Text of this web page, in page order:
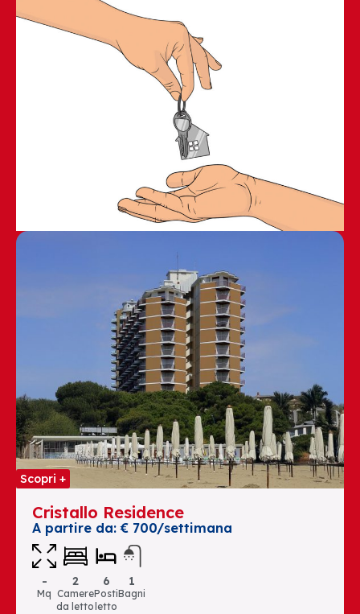
Scopri +
Cristallo Residence
A partire da: € 700/settimana
-
Mq
2
Camere
da letto
6
Posti
letto
1
Bagni